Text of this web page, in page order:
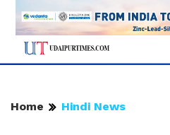
Home Hindi News